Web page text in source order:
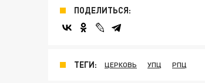
ПОДЕЛИТЬСЯ:
ТЕГИ: ЦЕРКОВЬ УПЦ РПЦ